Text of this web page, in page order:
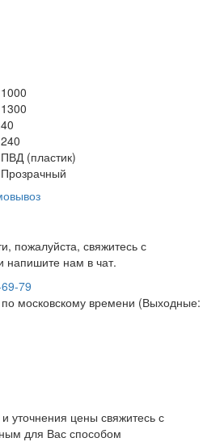
1000
1300
40
240
ПВД (пластик)
Прозрачный
пожалуйста, свяжитесь с
нам в чат.
79
московскому времени (Выходные:
уточнения цены свяжитесь с
для Вас способом